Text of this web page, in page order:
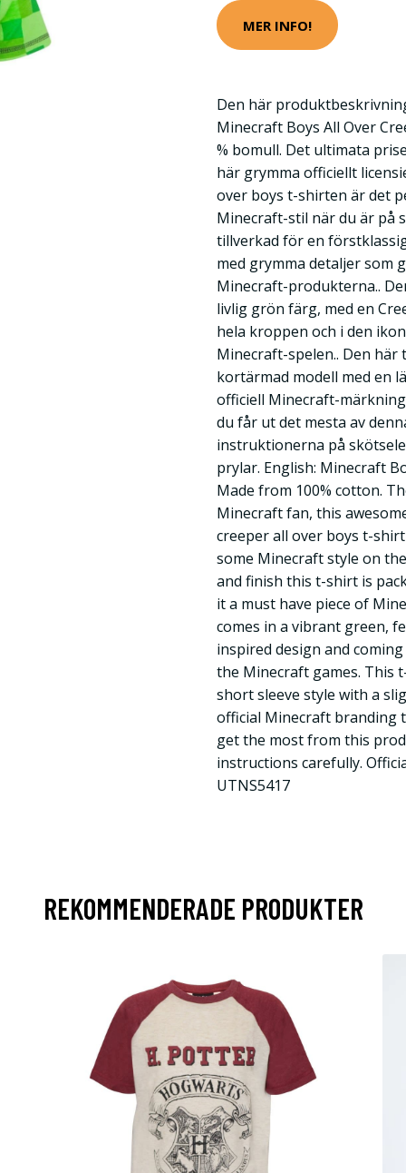
MER INFO!
Den här
Minecraft Boys All Over
% bomull. Det ultimata
här grymma officiellt
over boys t-shirten är det
Minecraft-stil när du är på
tillverkad för en
med grymma detaljer som
Minecraft-produkterna..
livlig grön färg, med en
hela kroppen och i den
Minecraft-spelen.. Den
kortärmad modell med en
officiell Minecraft-
du får ut det mesta av
instruktionerna på
prylar. English: Minecraft
Made from 100% cotton.
Minecraft fan, this
creeper all over boys t-
some Minecraft style on
and finish this t-shirt is
it a must have piece of
comes in a vibrant green,
inspired design and
the Minecraft games. This
short sleeve style with a
official Minecraft branding
get the most from this
instructions carefully.
UTNS5417
REKOMMENDERADE PRODUKTER